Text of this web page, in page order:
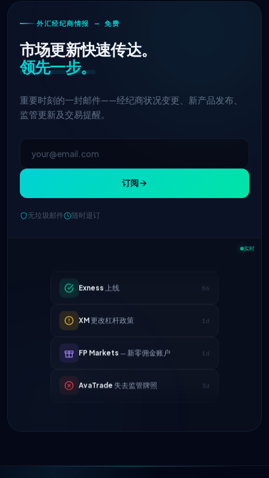
外汇经纪商情报 — 免费
市场更新快速传达。
领先一步。
重要时刻的一封邮件——经纪商状况变更、新产品发布、
监管更新及交易提醒。
订阅
无垃圾邮件 随时退订
实时
IC Markets
XM更改杠杆政策 1d
FP Markets— 新零佣金账户 1d
AvaTrade失去监管牌照 3d
Tickmill提现速度现为24小时 4d